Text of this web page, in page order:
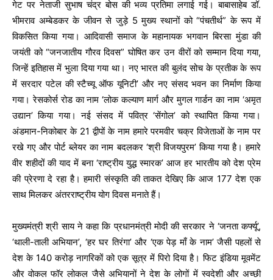
गेट पर नेताजी सुभाष चंद्र बोस की भव्य प्रतिमा लगाई गई। बाबासाहेब डॉ.
भीमराव अम्बेडकर के जीवन से जुड़े 5 मुख्य स्थानों को “पंचतीर्थ” के रूप में
विकसित किया गया। आदिवासी समाज के महानायक भगवान बिरसा मुंडा की
जयंती को “जनजातीय गौरव दिवस” घोषित कर उन वीरों को सम्मान दिया गया,
जिन्हें इतिहास में भुला दिया गया था। नए भारत की बुलंद सोच के प्रतीक के रूप
में सरदार पटेल की स्टैच्यू ऑफ यूनिटी’ और नए संसद भवन का निर्माण किया
गया। रेसकोर्स रोड का नाम ‘लोक कल्याण मार्ग और मुगल गार्डन का नाम ‘अमृत
उद्यान’ किया गया। नई संसद में पवित्र ‘सेंगोल’ को स्थापित किया गया।
अंडमान-निकोबार के 21 द्वीपों के नाम हमारे परमवीर चक्र विजेताओं के नाम पर
रखे गए और पोर्ट ब्लेयर का नाम बदलकर ‘श्री विजयपुरम’ किया गया है। हमारे
वीर शहीदों की याद में बना ‘राष्ट्रीय युद्ध स्मारक’ आज हर भारतीय को देश प्रेम
की प्रेरणा दे रहा है। हमारी संस्कृति की ताकत देखिए कि आज 177 देश एक
साथ मिलकर अंतरराष्ट्रीय योग दिवस मनाते हैं।
मुख्यमंत्री श्री साय ने कहा कि प्रधानमंत्री मोदी की सरकार ने ‘जनता कर्फ्यू’,
‘थाली-ताली अभियान’, ‘हर घर तिरंगा’ और ‘एक पेड़ माँ के नाम’ जैसी पहलों से
देश के 140 करोड़ नागरिकों को एक सूत्र में पिरो दिया है। फिट इंडिया मूवमेंट
और वोकल फॉर लोकल जैसे अभियानों ने देश के लोगों में स्वदेशी और अच्छी